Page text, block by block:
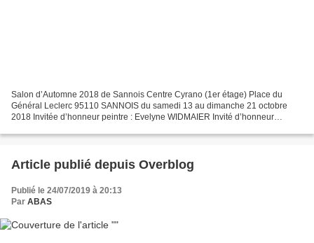
Salon d’Automne 2018 de Sannois Centre Cyrano (1er étage) Place du
Général Leclerc 95110 SANNOIS du samedi 13 au dimanche 21 octobre
2018 Invitée d’honneur peintre : Evelyne WIDMAIER Invité d’honneur
Article publié depuis Overblog
Publié le 24/07/2019 à 20:13
Par ABAS